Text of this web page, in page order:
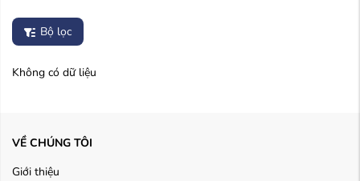
Bộ lọc
Không có dữ liệu
VỀ CHÚNG TÔI
Giới thiệu